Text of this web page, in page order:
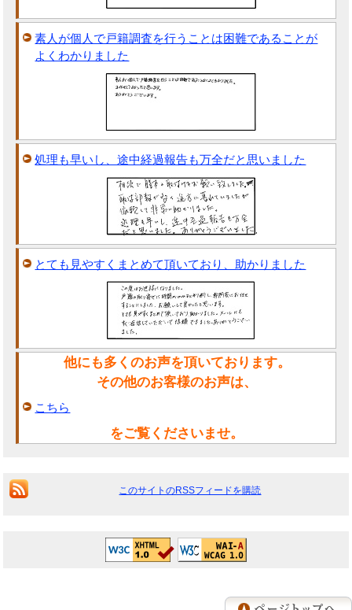
素人が個人で戸籍調査を行うことは困難であることが
よくわかりました
処理も早いし、途中経過報告も万全だと思いました
とても見やすくまとめて頂いており、助かりました
他にも多くのお声を頂いております。
その他のお客様のお声は、
こちら
をご覧くださいませ。
このサイトのRSSフィードを購読